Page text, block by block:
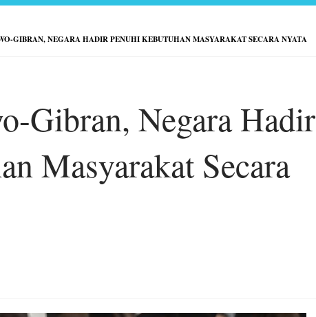
GIBRAN, NEGARA HADIR PENUHI KEBUTUHAN MASYARAKAT SECARA NYATA
Gibran, Negara Hadir
Masyarakat Secara